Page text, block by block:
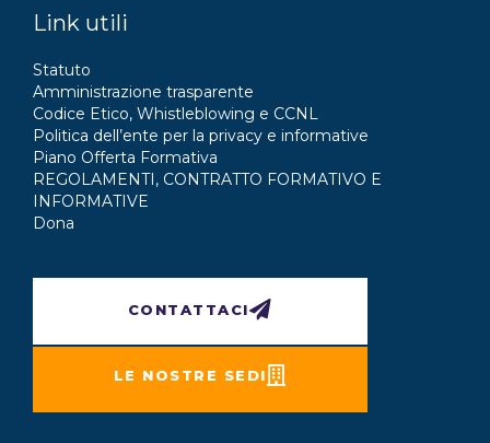
Link utili
Statuto
Amministrazione trasparente
Codice Etico, Whistleblowing e CCNL
Politica dell’ente per la privacy e informative
Piano Offerta Formativa
REGOLAMENTI, CONTRATTO FORMATIVO E
INFORMATIVE
Dona
CONTATTACI
LE NOSTRE SEDI